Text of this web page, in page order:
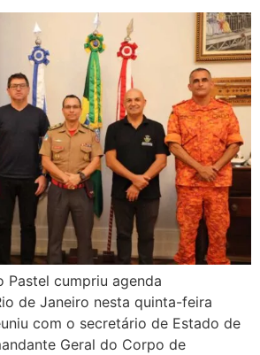
Pastel cumpriu agenda
de Janeiro nesta quinta-feira
com o secretário de Estado de
Geral do Corpo de